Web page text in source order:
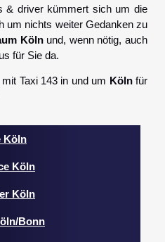
& driver kümmert sich um die
um nichts weiter Gedanken zu
Kölnund, wenn nötig, auch
für Sie da.
Taxi 143 in und um Kölnfür
Köln
Köln
Köln
Bonn